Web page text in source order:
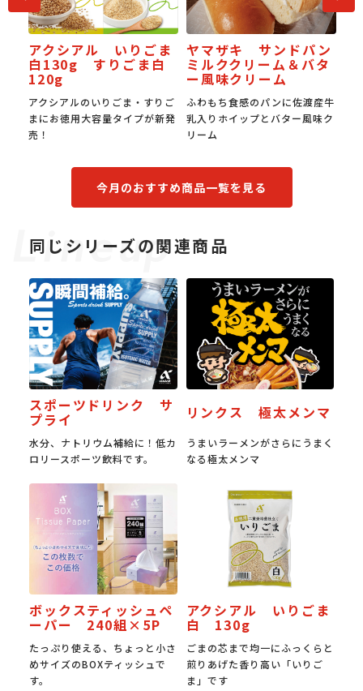
ま
すりご
が新発
ヤマザキ サンドパン
ミルククリーム＆バタ
ー風味クリーム
ふわもち食感のパンに佐渡産牛
乳入りホイップとバター風味ク
JAPAN餃子大賞 金賞
受賞スタミナ焼き餃子
国産豚肉の旨みと国産野菜の甘
み。0.6㎜の超薄皮でもちもち
食感。
今月のおすすめ商品一覧を見る
同じシリーズの関連商品
スポーツドリンク サ
プライ
水分、ナトリウム補給に！低カ
ロリースポーツ飲料です。
リンクス 極太メンマ
うまいラーメンがさらにうまく
なる極太メンマ
ボックスティッシュペ
ーパー 240組×5P
たっぷり使える、ちょっと小さ
めサイズのBOXティッシュで
す。
アクシアル いりごま
白 130g
ごまの芯まで均一にふっくらと
煎りあげた香り高い「いりご
ま」です